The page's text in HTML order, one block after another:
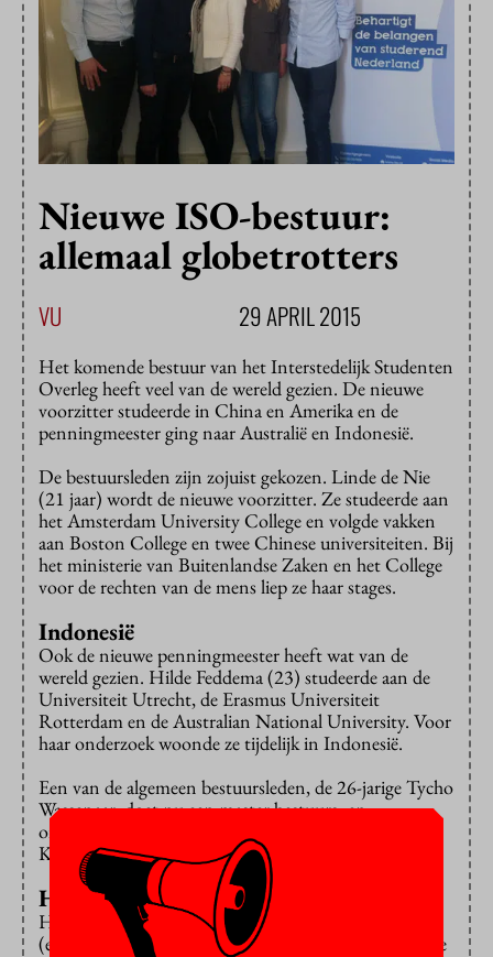
Nieuwe ISO-bestuur:
allemaal globetrotters
VU 29 APRIL 2015
Het komende bestuur van het Interstedelijk Studenten
Overleg heeft veel van de wereld gezien. De nieuwe
voorzitter studeerde in China en Amerika en de
penningmeester ging naar Australië en Indonesië.
De bestuursleden zijn zojuist gekozen. Linde de Nie
(21 jaar) wordt de nieuwe voorzitter. Ze studeerde aan
het Amsterdam University College en volgde vakken
aan Boston College en twee Chinese universiteiten. Bij
het ministerie van Buitenlandse Zaken en het College
voor de rechten van de mens liep ze haar stages.
Indonesië
Ook de nieuwe penningmeester heeft wat van de
wereld gezien. Hilde Feddema (23) studeerde aan de
Universiteit Utrecht, de Erasmus Universiteit
Rotterdam en de Australian National University. Voor
haar onderzoek woonde ze tijdelijk in Indonesië.
Een van de algemeen bestuursleden, de 26-jarige Tycho
Wassenaar, doet nu een master bestuurs- en
organisatiewetenschappen, maar studeerde ook aan
Konkuk University en de University of Cologne.
Hersenschudding
Het andere algemeen bestuurslid is Birk Jonker
(eveneens 26 jaar) studeert algemene economie aan de